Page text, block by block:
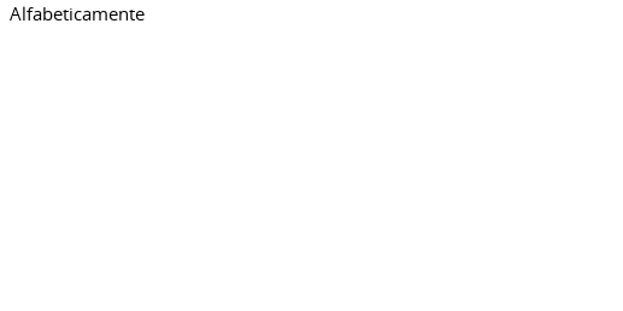
Alfabeticamente